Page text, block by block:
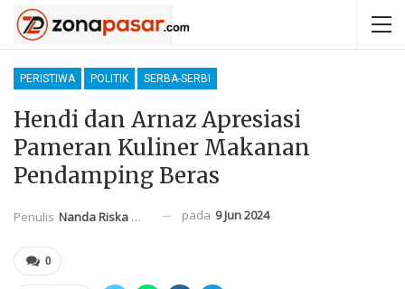
PERISTIWA POLITIK SERBA-SERBI
Hendi dan Arnaz Apresiasi
Pameran Kuliner Makanan
Pendamping Beras
Penulis Nanda Riska Mahendra pada 9 Jun 2024
0